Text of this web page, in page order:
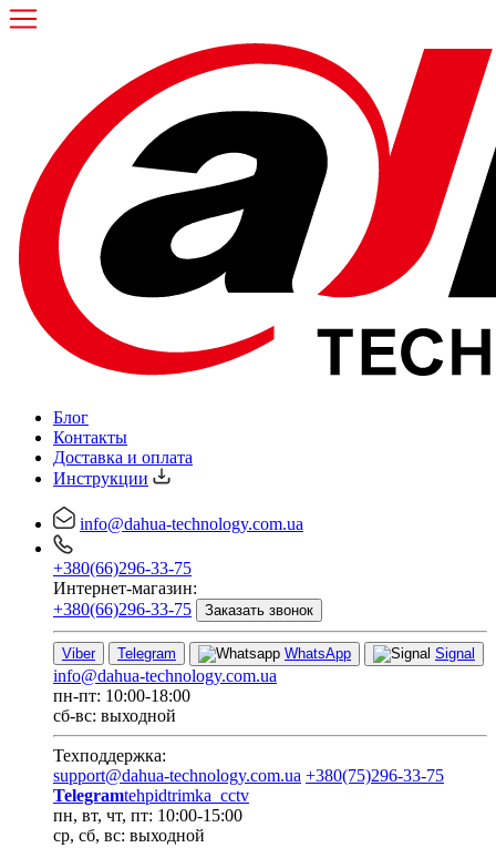
Блог
Контакты
Доставка и оплата
Инструкции
info@dahua-technology.com.ua
+380(66)296-33-75
Интернет-магазин:
+380(66)296-33-75
Заказать звонок
Viber Telegram WhatsApp Signal
info@dahua-technology.com.ua
пн-пт: 10:00-18:00
сб-вс: выходной
Техподдержка:
support@dahua-technology.com.ua +380(75)296-33-75
Telegramtehpidtrimka_cctv
пн, вт, чт, пт: 10:00-15:00
ср, сб, вс: выходной